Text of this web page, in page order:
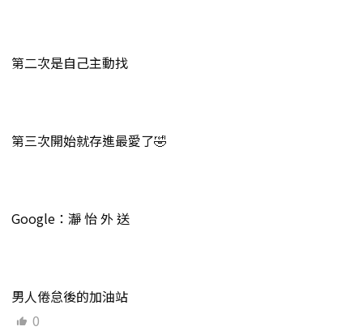
第二次是自己主動找
第三次開始就存進最愛了🤣
Google：瀞 怡 外 送
男人倦怠後的加油站
0